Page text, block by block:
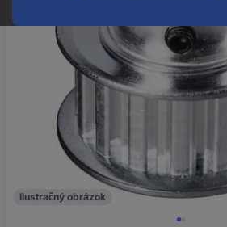
Ilustračný obrázok